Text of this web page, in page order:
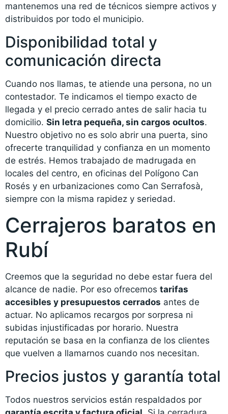
mantenemos una red de técnicos siempre activos y
distribuidos por todo el municipio.
Disponibilidad total y
comunicación directa
Cuando nos llamas, te atiende una persona, no un
contestador. Te indicamos el tiempo exacto de
llegada y el precio cerrado antes de salir hacia tu
domicilio. Sin letra pequeña, sin cargos ocultos.
Nuestro objetivo no es solo abrir una puerta, sino
ofrecerte tranquilidad y confianza en un momento
de estrés. Hemos trabajado de madrugada en
locales del centro, en oficinas del Polígono Can
Rosés y en urbanizaciones como Can Serrafosà,
siempre con la misma rapidez y seriedad.
Cerrajeros baratos en
Rubí
Creemos que la seguridad no debe estar fuera del
alcance de nadie. Por eso ofrecemos tarifas
accesibles y presupuestos cerrados antes de
actuar. No aplicamos recargos por sorpresa ni
subidas injustificadas por horario. Nuestra
reputación se basa en la confianza de los clientes
que vuelven a llamarnos cuando nos necesitan.
Precios justos y garantía total
Todos nuestros servicios están respaldados por